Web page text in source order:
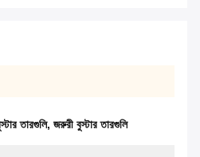
তারগুলি, জরুরী বুস্টার তারগুলি